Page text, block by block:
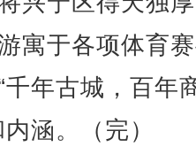
寓于各项体育
千年古城，百年
涵。（完）